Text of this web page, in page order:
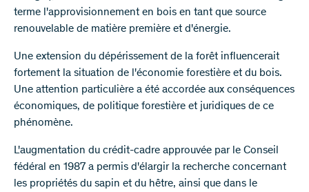
terme l'approvisionnement en bois en tant que source
renouvelable de matière première et d'énergie.
Une extension du dépérissement de la forêt influencerait
fortement la situation de l'économie forestière et du bois.
Une attention particulière a été accordée aux conséquences
économiques, de politique forestière et juridiques de ce
phénomène.
L'augmentation du crédit-cadre approuvée par le Conseil
fédéral en 1987 a permis d'élargir la recherche concernant
les propriétés du sapin et du hêtre, ainsi que dans le